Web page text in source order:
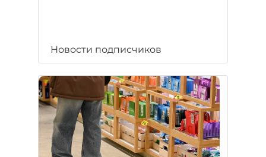
Новости подписчиков